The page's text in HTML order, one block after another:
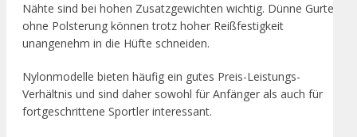
Nähte sind bei hohen Zusatzgewichten wichtig. Dünne Gurte
ohne Polsterung können trotz hoher Reißfestigkeit
unangenehm in die Hüfte schneiden.
Nylonmodelle bieten häufig ein gutes Preis-Leistungs-
Verhältnis und sind daher sowohl für Anfänger als auch für
fortgeschrittene Sportler interessant.